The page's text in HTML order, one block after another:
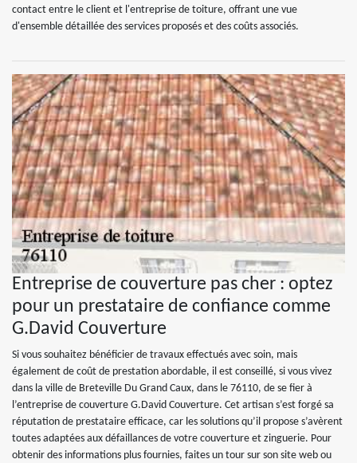
contact entre le client et l'entreprise de toiture, offrant une vue
d'ensemble détaillée des services proposés et des coûts associés.
Entreprise de couverture pas cher : optez
pour un prestataire de confiance comme
G.David Couverture
Si vous souhaitez bénéficier de travaux effectués avec soin, mais
également de coût de prestation abordable, il est conseillé, si vous vivez
dans la ville de Breteville Du Grand Caux, dans le 76110, de se fier à
l’entreprise de couverture G.David Couverture. Cet artisan s’est forgé sa
réputation de prestataire efficace, car les solutions qu’il propose s’avèrent
toutes adaptées aux défaillances de votre couverture et zinguerie. Pour
obtenir des informations plus fournies, faites un tour sur son site web ou